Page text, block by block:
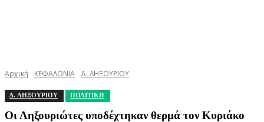
Αρχική ΚΕΦΑΛΟΝΙΑ Δ. ΛΗΞΟΥΡΙΟΥ
Δ. ΛΗΞΟΥΡΙΟΥ ΠΟΛΙΤΙΚΗ
Οι Ληξουριώτες υποδέχτηκαν θερμά τον Κυριάκο